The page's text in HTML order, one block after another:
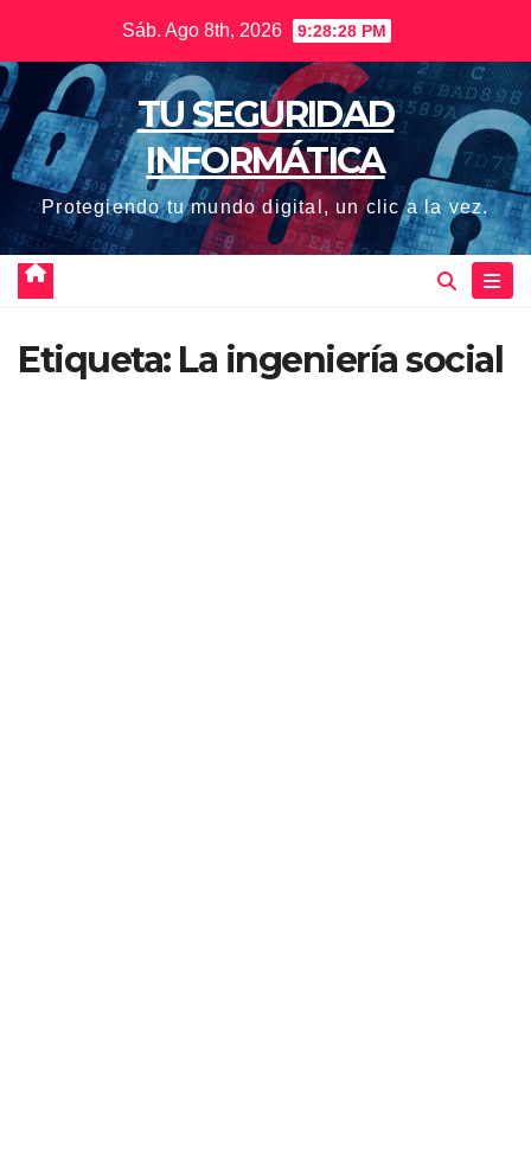
contenido
Sáb. Ago 8th, 2026 9:28:29 PM
TU SEGURIDAD
INFORMÁTICA
Protegiendo tu mundo digital, un clic a la vez.
Etiqueta: La ingeniería social